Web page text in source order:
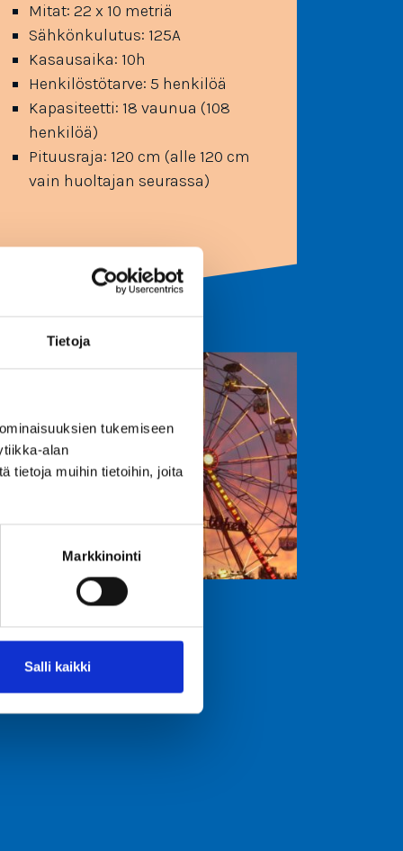
Tietoja
tukemiseen
alan
tietoja muihin tietoihin, joita
Markkinointi
Salli kaikki
Mitat: 22 x 10 metriä
Sähkönkulutus: 125A
Kasausaika: 10h
Henkilöstötarve: 5 henkilöä
Kapasiteetti: 18 vaunua (108
henkilöä)
Pituusraja: 120 cm (alle 120 cm
vain huoltajan seurassa)